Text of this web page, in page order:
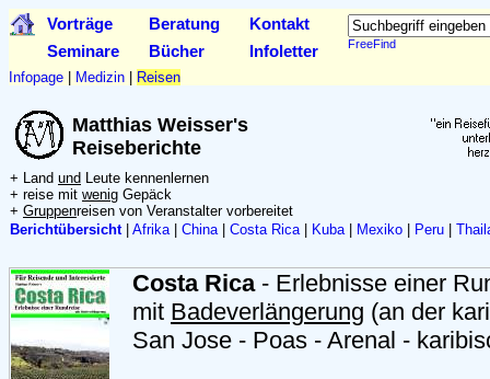
Vorträge Beratung Kontakt
FreeFind
Seminare Bücher Infoletter
Infopage Medizin Reisen
Matthias Weisser's
Reiseberichte
+ Land und Leute kennenlernen
+ reise mit wenig Gepäck
+ Gruppenreisen von Veranstalter vorbereitet
Berichtübersicht| Afrika| China| Costa Rica| Kuba| Mexiko Peru
Costa Rica- Erlebnisse einer
mit Badeverlängerung (an der
San Jose - Poas - Arenal -